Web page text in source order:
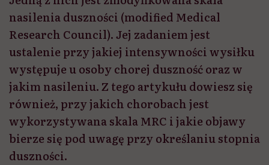
nasilenia duszności (modified Medical
Research Council). Jej zadaniem jest
ustalenie przy jakiej intensywności wysiłku
występuje u osoby chorej duszność oraz w
jakim nasileniu. Z tego artykułu dowiesz się
również, przy jakich chorobach jest
wykorzystywana skala MRC i jakie objawy
bierze się pod uwagę przy określaniu stopnia
duszności.